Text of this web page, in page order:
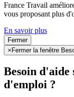
France Travail
vous proposant plus
En savoir plus
Fermer
× Fermer la fenêtre
Besoin
d'emploi ?